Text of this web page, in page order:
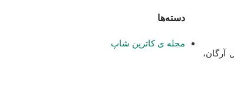
آرگان،
دسته‌ها
مجله ی کاترین شاپ